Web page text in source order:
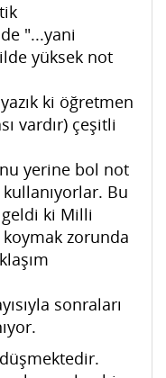
"...yani
yüksek not
ki öğretmen
vardır) çeşitli
yerine bol not
Bu
ki Milli
koymak zorunda
sonraları